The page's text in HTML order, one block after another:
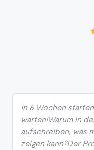
In 6 Wochen
warten!Warum in
aufschreiben, was
zeigen kann?Der